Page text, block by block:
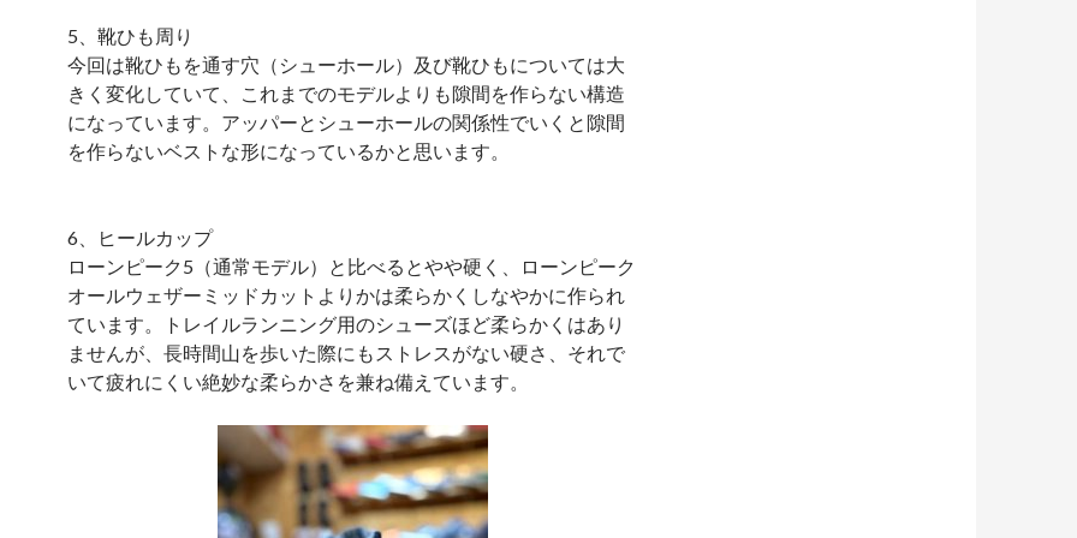
5、靴ひも周り
今回は靴ひもを通す穴（シューホール）及び靴ひもについては大
きく変化していて、これまでのモデルよりも隙間を作らない構造
になっています。アッパーとシューホールの関係性でいくと隙間
を作らないベストな形になっているかと思います。
6、ヒールカップ
ローンピーク5（通常モデル）と比べるとやや硬く、ローンピーク
オールウェザーミッドカットよりかは柔らかくしなやかに作られ
ています。トレイルランニング用のシューズほど柔らかくはあり
ませんが、長時間山を歩いた際にもストレスがない硬さ、それで
いて疲れにくい絶妙な柔らかさを兼ね備えています。